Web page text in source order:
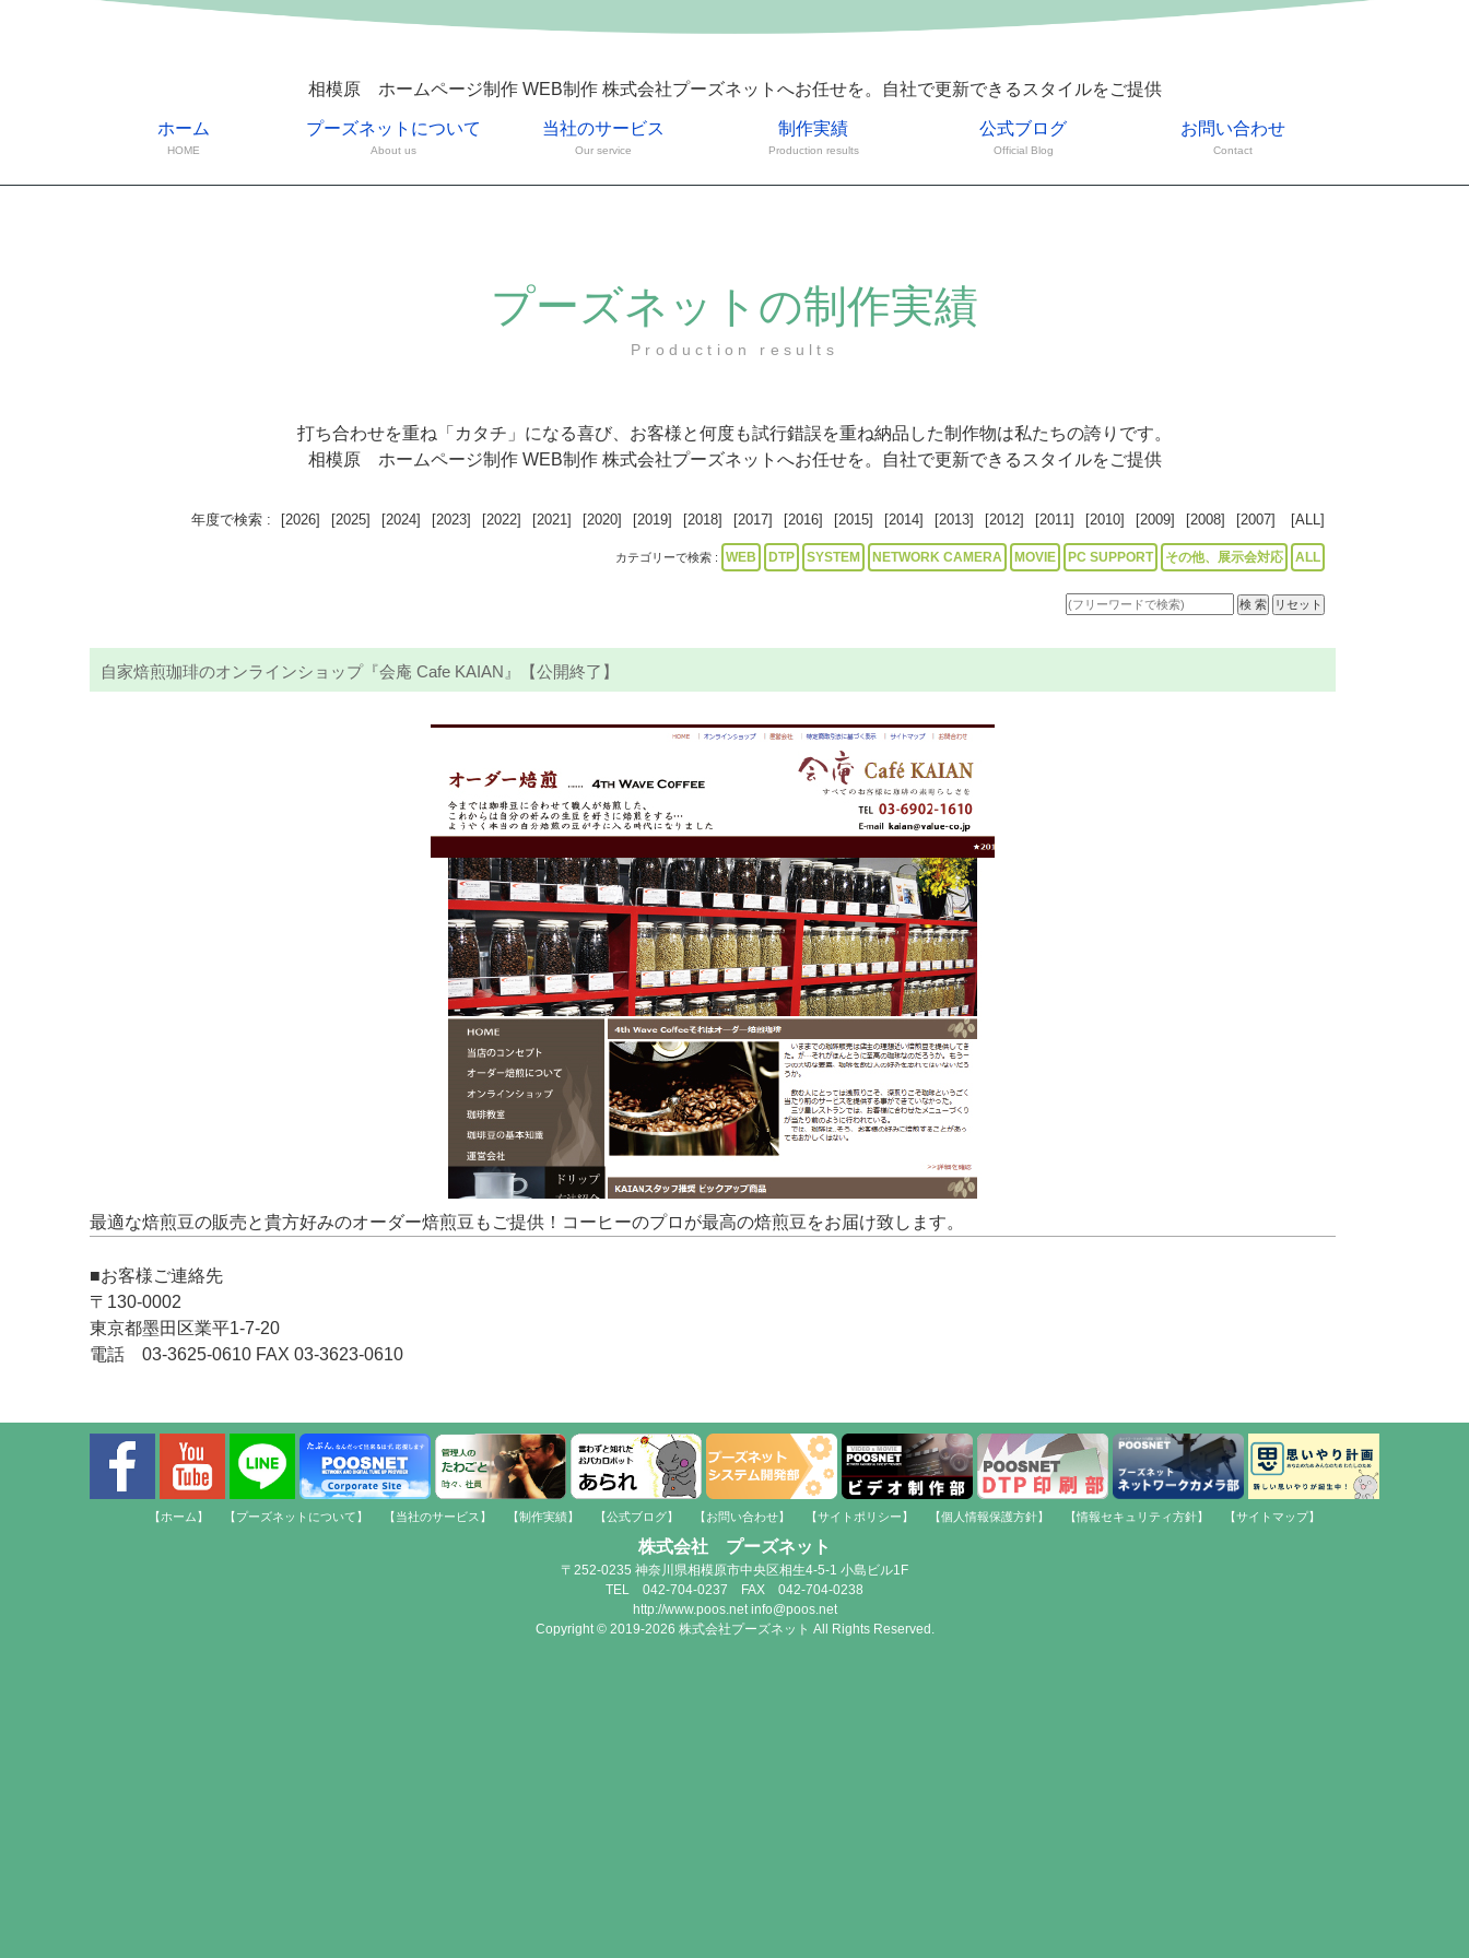
相模原 ホームページ制作 WEB制作 株式会社プーズネットへお任せを。自社で更新できるスタイルをご提供
ホーム
HOME
プーズネットについて
About us
当社のサービス
Our service
制作実績
Production results
公式ブログ
Official Blog
お問い合わせ
Contact
プーズネットの制作実績
Production results
打ち合わせを重ね「カタチ」になる喜び、お客様と何度も試行錯誤を重ね納品した制作物は私たちの誇りです。
相模原 ホームページ制作 WEB制作 株式会社プーズネットへお任せを。自社で更新できるスタイルをご提供
年度で検索 : [2026] [2025] [2024] [2023] [2022] [2021] [2020] [2019] [2018] [2017] [2016] [2015] [2014] [2013] [2012] [2011] [2010] [2009] [2008] [2007] [ALL]
カテゴリーで検索 : WEB DTP SYSTEM NETWORK CAMERA MOVIE PC SUPPORT その他、展示会対応 ALL
自家焙煎珈琲のオンラインショップ『会庵 Cafe KAIAN』【公開終了】
最適な焙煎豆の販売と貴方好みのオーダー焙煎豆もご提供！コーヒーのプロが最高の焙煎豆をお届け致します。
■お客様ご連絡先
〒130-0002
東京都墨田区業平1-7-20
電話 03-3625-0610 FAX 03-3623-0610
【ホーム】 【プーズネットについて】 【当社のサービス】 【制作実績】 【公式ブログ】 【お問い合わせ】 【サイトポリシー】 【個人情報保護方針】 【情報セキュリティ方針】 【サイトマップ】
株式会社 プーズネット
〒252-0235 神奈川県相模原市中央区相生4-5-1 小島ビル1F
TEL 042-704-0237 FAX 042-704-0238
http://www.poos.net info@poos.net
Copyright © 2019-2026 株式会社プーズネット All Rights Reserved.